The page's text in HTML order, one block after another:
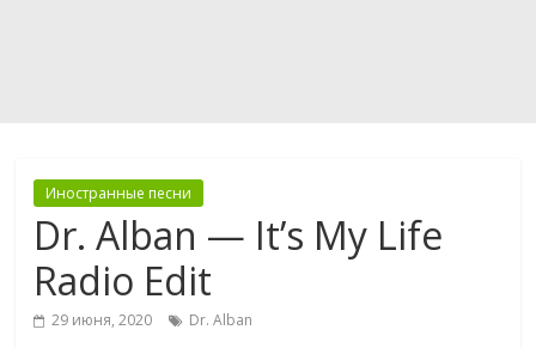
Иностранные песни
Dr. Alban — It’s My Life
Radio Edit
29 июня, 2020 Dr. Alban